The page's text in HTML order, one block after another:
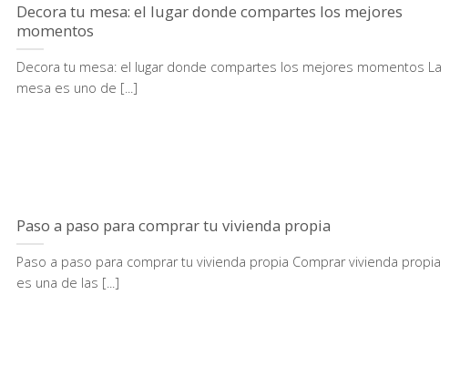
Decora tu mesa: el lugar donde compartes los mejores
momentos
Decora tu mesa: el lugar donde compartes los mejores momentos La
mesa es uno de [...]
Paso a paso para comprar tu vivienda propia
Paso a paso para comprar tu vivienda propia Comprar vivienda propia
es una de las [...]